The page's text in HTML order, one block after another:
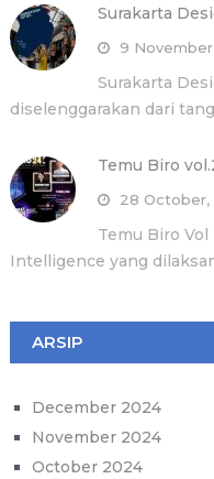
Surakarta
9
Surakarta
diselenggarakan dari
Temu Biro
28 October,
Temu Biro
Intelligence yang
ARSIP
December 2024
November 2024
October 2024